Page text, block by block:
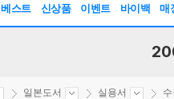
베스트 신상품 이벤트 바이백 매
일본도서 실용서